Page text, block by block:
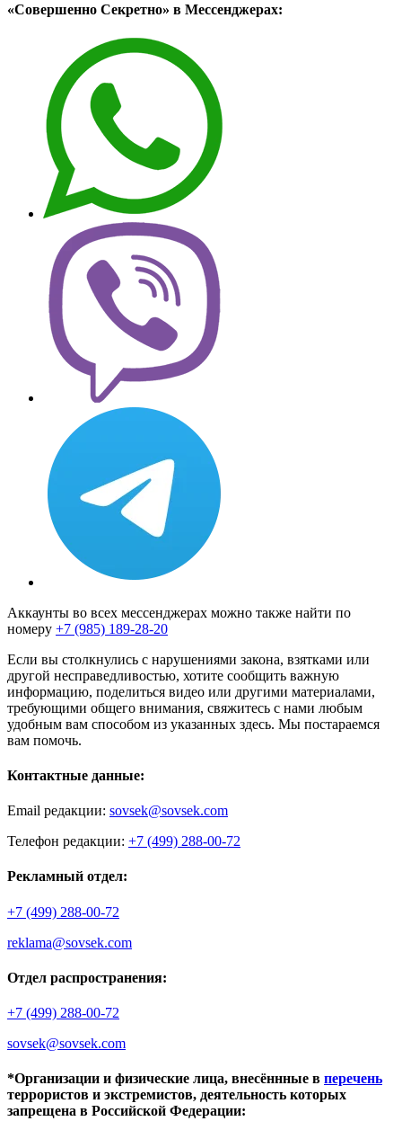
«Совершенно Секретно» в Мессенджерах:
Аккаунты во всех мессенджерах можно также найти по
номеру +7 (985) 189-28-20
Если вы столкнулись с нарушениями закона, взятками или
другой несправедливостью, хотите сообщить важную
информацию, поделиться видео или другими материалами,
требующими общего внимания, свяжитесь с нами любым
удобным вам способом из указанных здесь. Мы постараемся
вам помочь.
Контактные данные:
Email редакции: sovsek@sovsek.com
Телефон редакции: +7 (499) 288-00-72
Рекламный отдел:
+7 (499) 288-00-72
reklama@sovsek.com
Отдел распространения:
+7 (499) 288-00-72
sovsek@sovsek.com
*Организации и физические лица, внесённные в перечень
террористов и экстремистов, деятельность которых
запрещена в Российской Федерации: